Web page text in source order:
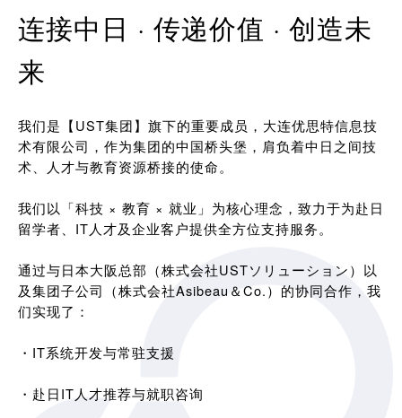
连接中日 · 传递价值 · 创造未
来
我们是【UST集团】旗下的重要成员，大连优思特信息技
术有限公司，作为集团的中国桥头堡，肩负着中日之间技
术、人才与教育资源桥接的使命。
我们以「科技 × 教育 × 就业」为核心理念，致力于为赴日
留学者、IT人才及企业客户提供全方位支持服务。
通过与日本大阪总部（株式会社USTソリューション）以
及集团子公司（株式会社Asibeau＆Co.）的协同合作，我
们实现了：
・IT系统开发与常驻支援
・赴日IT人才推荐与就职咨询